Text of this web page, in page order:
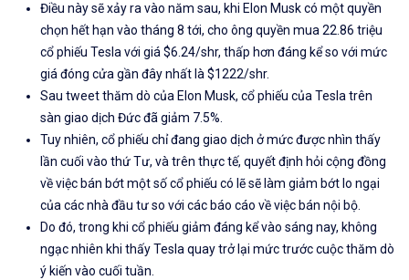
Điều này sẽ xảy ra vào năm sau, khi Elon Musk có một quyền
chọn hết hạn vào tháng 8 tới, cho ông quyền mua 22.86 triệu
cổ phiếu Tesla với giá $6.24/shr, thấp hơn đáng kể so với mức
giá đóng cửa gần đây nhất là $1222/shr.
Sau tweet thăm dò của Elon Musk, cổ phiếu của Tesla trên
sàn giao dịch Đức đã giảm 7.5%.
Tuy nhiên, cổ phiếu chỉ đang giao dịch ở mức được nhìn thấy
lần cuối vào thứ Tư, và trên thực tế, quyết định hỏi cộng đồng
về việc bán bớt một số cổ phiếu có lẽ sẽ làm giảm bớt lo ngại
của các nhà đầu tư so với các báo cáo về việc bán nội bộ.
Do đó, trong khi cổ phiếu giảm đáng kể vào sáng nay, không
ngạc nhiên khi thấy Tesla quay trở lại mức trước cuộc thăm dò
ý kiến ​​vào cuối tuần.